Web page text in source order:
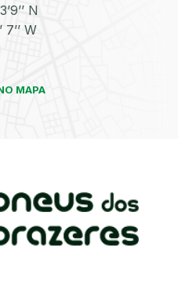
N
7’’ W
MAPA
Diagnóstico